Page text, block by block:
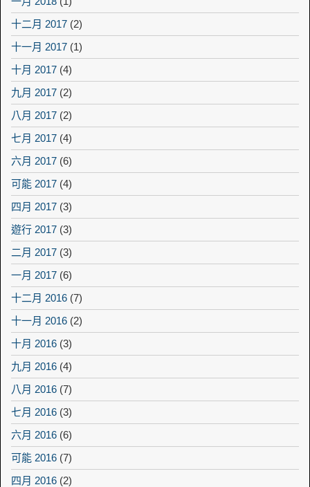
十二月 2017 (2)
十一月 2017 (1)
十月 2017 (4)
九月 2017 (2)
八月 2017 (2)
七月 2017 (4)
六月 2017 (6)
可能 2017 (4)
四月 2017 (3)
遊行 2017 (3)
二月 2017 (3)
一月 2017 (6)
十二月 2016 (7)
十一月 2016 (2)
十月 2016 (3)
九月 2016 (4)
八月 2016 (7)
七月 2016 (3)
六月 2016 (6)
可能 2016 (7)
四月 2016 (2)